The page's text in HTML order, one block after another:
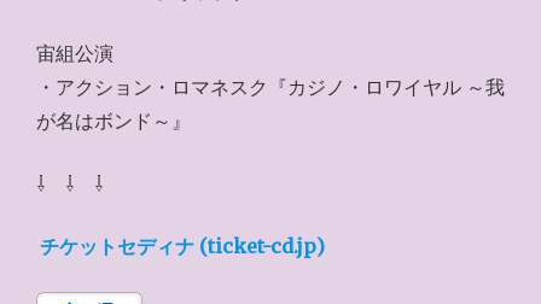
宙組公演
・アクション・ロマネスク『カジノ・ロワイヤル ～我
が名はボンド～』
⇩ ⇩ ⇩
チケットセディナ (ticket-cd.jp)